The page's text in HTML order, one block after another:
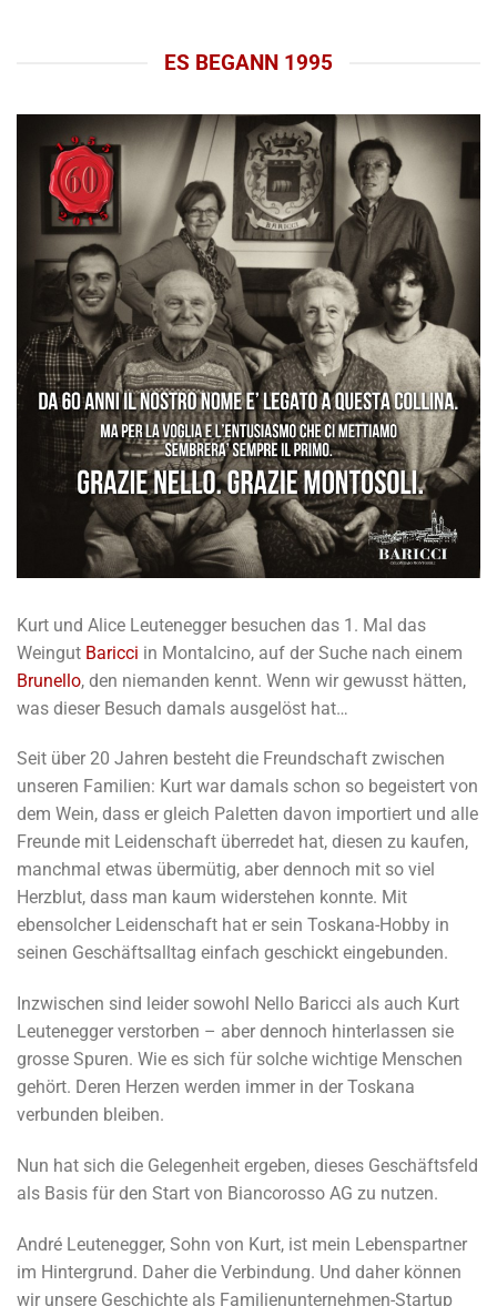
ES BEGANN 1995
Kurt und Alice Leutenegger besuchen das 1. Mal das
Weingut Baricci in Montalcino, auf der Suche nach einem
Brunello, den niemanden kennt. Wenn wir gewusst hätten,
was dieser Besuch damals ausgelöst hat…
Seit über 20 Jahren besteht die Freundschaft zwischen
unseren Familien: Kurt war damals schon so begeistert von
dem Wein, dass er gleich Paletten davon importiert und alle
Freunde mit Leidenschaft überredet hat, diesen zu kaufen,
manchmal etwas übermütig, aber dennoch mit so viel
Herzblut, dass man kaum widerstehen konnte. Mit
ebensolcher Leidenschaft hat er sein Toskana-Hobby in
seinen Geschäftsalltag einfach geschickt eingebunden.
Inzwischen sind leider sowohl Nello Baricci als auch Kurt
Leutenegger verstorben – aber dennoch hinterlassen sie
grosse Spuren. Wie es sich für solche wichtige Menschen
gehört. Deren Herzen werden immer in der Toskana
verbunden bleiben.
Nun hat sich die Gelegenheit ergeben, dieses Geschäftsfeld
als Basis für den Start von Biancorosso AG zu nutzen.
André Leutenegger, Sohn von Kurt, ist mein Lebenspartner
im Hintergrund. Daher die Verbindung. Und daher können
wir unsere Geschichte als Familienunternehmen-Startup